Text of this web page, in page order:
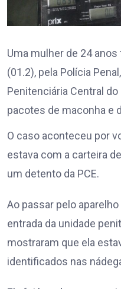
Uma mulher de 24
(01.2), pela Polícia
Penitenciária Central
pacotes de maconha e
O caso aconteceu por
estava com a carteira
um detento da PCE.
Ao passar pelo
entrada da unidade
mostraram que ela
identificados nas